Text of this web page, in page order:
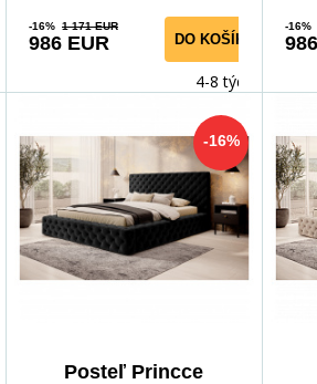
-16% 1 171 EUR
986 EUR DO KOŠÍKA
4-8 týdnů
-16%
-16%
Posteľ Princce